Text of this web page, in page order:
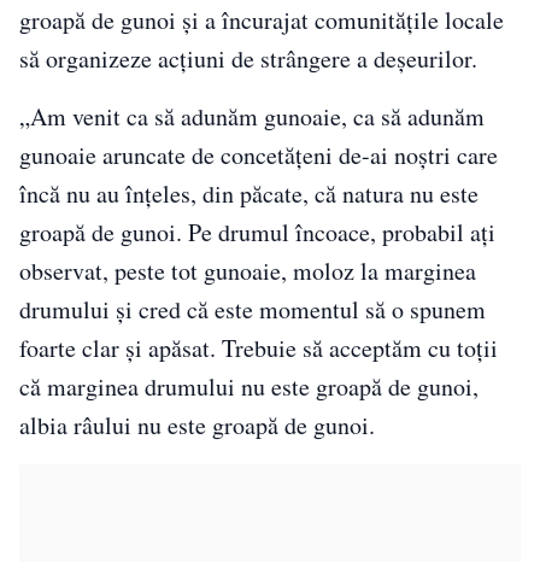
groapă de gunoi și a încurajat comunitățile locale
să organizeze acțiuni de strângere a deșeurilor.
„Am venit ca să adunăm gunoaie, ca să adunăm
gunoaie aruncate de concetățeni de-ai noștri care
încă nu au înțeles, din păcate, că natura nu este
groapă de gunoi. Pe drumul încoace, probabil ați
observat, peste tot gunoaie, moloz la marginea
drumului și cred că este momentul să o spunem
foarte clar și apăsat. Trebuie să acceptăm cu toții
că marginea drumului nu este groapă de gunoi,
albia râului nu este groapă de gunoi.